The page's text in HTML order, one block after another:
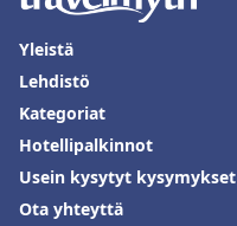
Yleistä
Lehdistö
Kategoriat
Hotellipalkinnot
Usein kysytyt kysymykset
Ota yhteyttä